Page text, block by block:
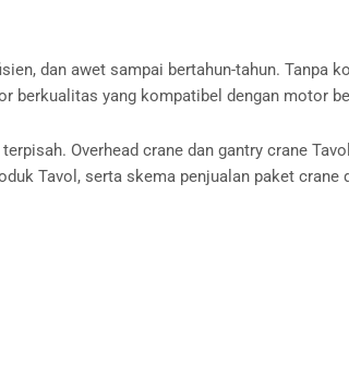
dan awet sampai bertahun-tahun. Tanpa
berkualitas yang kompatibel dengan motor
Overhead crane dan gantry crane
Tavol, serta skema penjualan paket crane